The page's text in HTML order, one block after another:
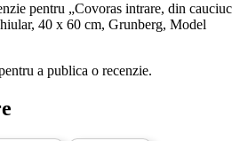
pentru „Covoras intrare, din cauciuc
40 x 60 cm, Grunberg, Model
a publica o recenzie.